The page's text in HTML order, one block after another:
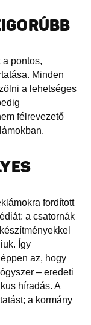
pontos,
Minden
a lehetséges
félrevezető
fordított
a csatornák
Így
az, hogy
– eredeti
híradás. A
a kormány